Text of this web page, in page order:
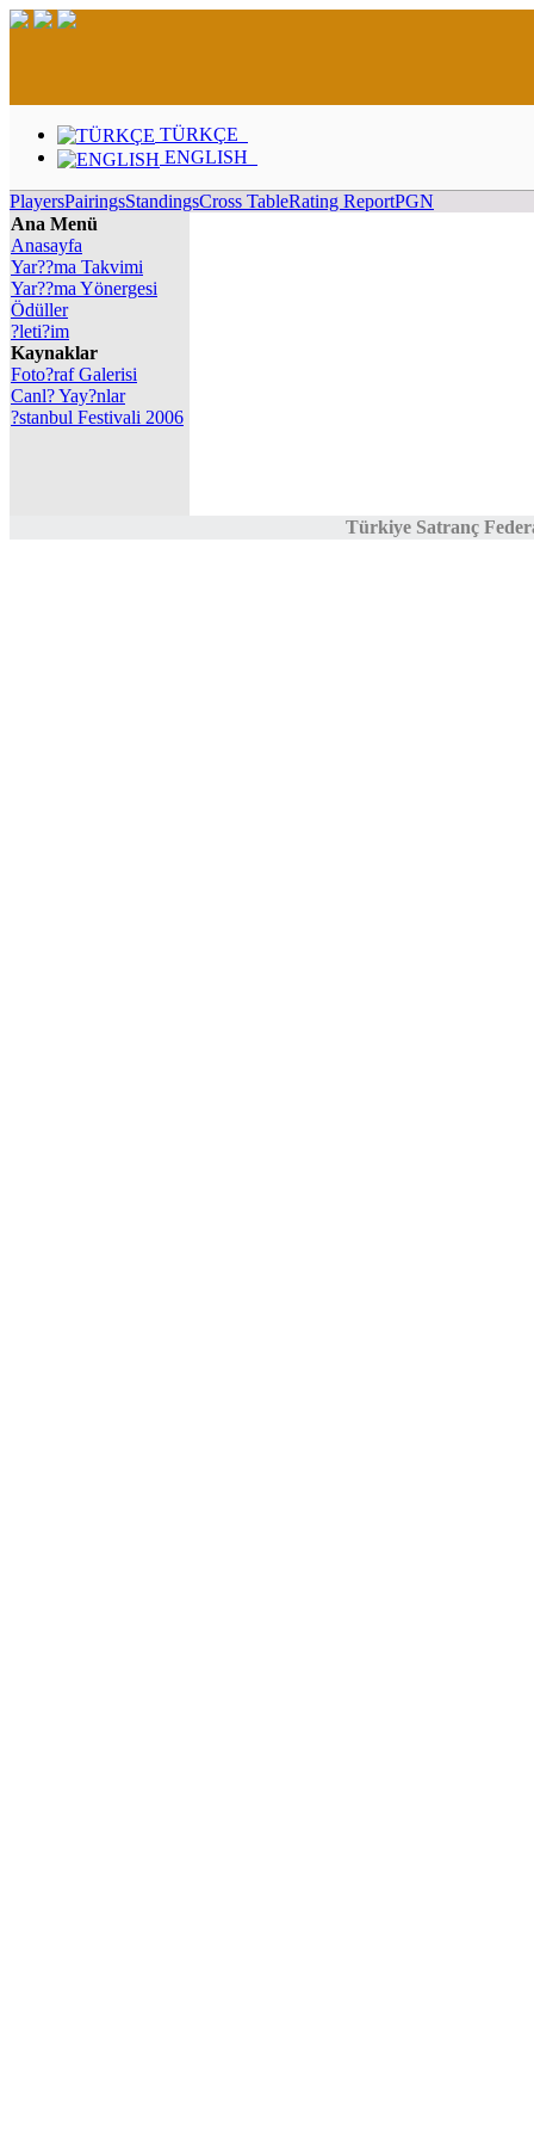
TÜRKÇE
ENGLISH
PlayersPairingsStandingsCross TableRating ReportPGN
Ana Menü
Anasayfa
Yar??ma Takvimi
Yar??ma Yönergesi
Ödüller
?leti?im
Kaynaklar
Foto?raf Galerisi
Canl? Yay?nlar
?stanbul Festivali 2006
Türkiye Satranç